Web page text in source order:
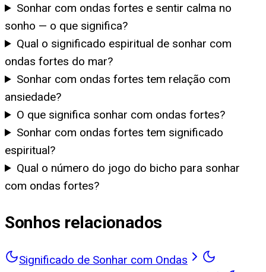
Sonhar com ondas fortes e sentir calma no
sonho — o que significa?
Qual o significado espiritual de sonhar com
ondas fortes do mar?
Sonhar com ondas fortes tem relação com
ansiedade?
O que significa sonhar com ondas fortes?
Sonhar com ondas fortes tem significado
espiritual?
Qual o número do jogo do bicho para sonhar
com ondas fortes?
Sonhos relacionados
Significado de Sonhar com Ondas